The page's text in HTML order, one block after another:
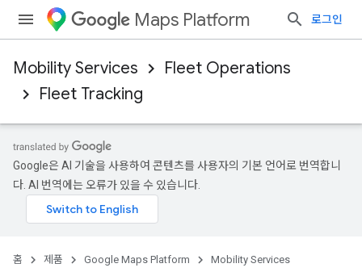
Maps Platform 로그인
Mobility Services
Fleet Operations
Fleet Tracking
Google은 AI 기술을 사용하여 콘텐츠를 사용자의 기본 언어로 번역합니
다. AI 번역에는 오류가 있을 수 있습니다.
홈 제품 Google Maps Platform
Mobility Services